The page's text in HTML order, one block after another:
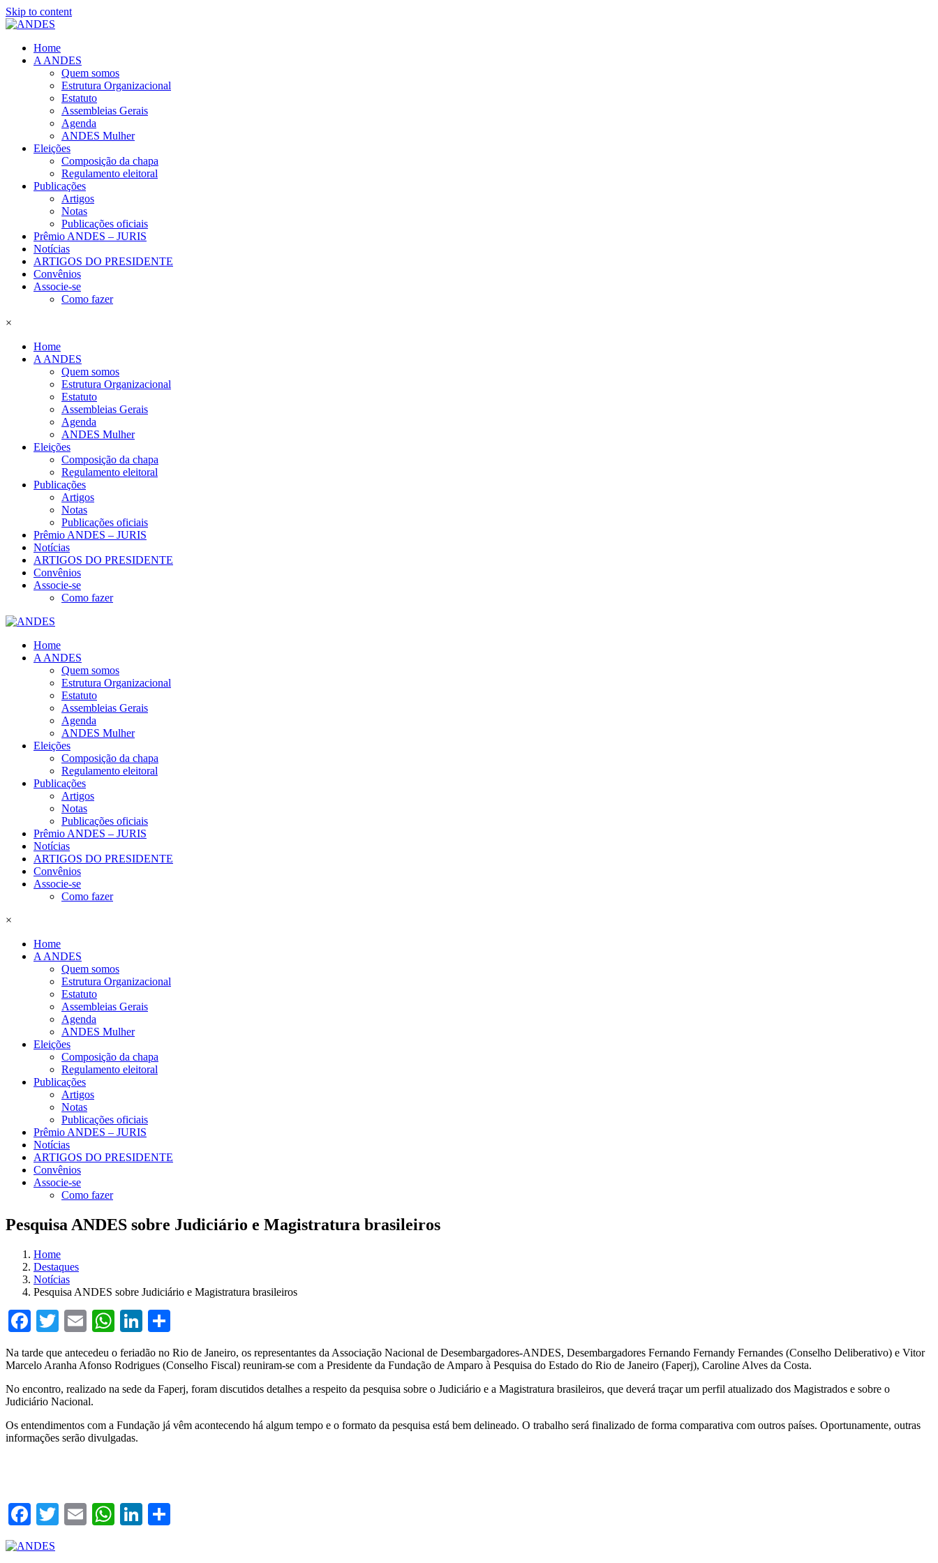
Skip to content
Home
A ANDES
Quem somos
Estrutura Organizacional
Estatuto
Assembleias Gerais
Agenda
ANDES Mulher
Eleições
Composição da chapa
Regulamento eleitoral
Publicações
Artigos
Notas
Publicações oficiais
Prêmio ANDES – JURIS
Notícias
ARTIGOS DO PRESIDENTE
Convênios
Associe-se
Como fazer
×
Home
A ANDES
Quem somos
Estrutura Organizacional
Estatuto
Assembleias Gerais
Agenda
ANDES Mulher
Eleições
Composição da chapa
Regulamento eleitoral
Publicações
Artigos
Notas
Publicações oficiais
Prêmio ANDES – JURIS
Notícias
ARTIGOS DO PRESIDENTE
Convênios
Associe-se
Como fazer
Home
A ANDES
Quem somos
Estrutura Organizacional
Estatuto
Assembleias Gerais
Agenda
ANDES Mulher
Eleições
Composição da chapa
Regulamento eleitoral
Publicações
Artigos
Notas
Publicações oficiais
Prêmio ANDES – JURIS
Notícias
ARTIGOS DO PRESIDENTE
Convênios
Associe-se
Como fazer
×
Home
A ANDES
Quem somos
Estrutura Organizacional
Estatuto
Assembleias Gerais
Agenda
ANDES Mulher
Eleições
Composição da chapa
Regulamento eleitoral
Publicações
Artigos
Notas
Publicações oficiais
Prêmio ANDES – JURIS
Notícias
ARTIGOS DO PRESIDENTE
Convênios
Associe-se
Como fazer
Pesquisa ANDES sobre Judiciário e Magistratura brasileiros
Home
Destaques
Notícias
Pesquisa ANDES sobre Judiciário e Magistratura brasileiros
Facebook
TwitterEmailWhatsApp
LinkedIn
Na tarde que antecedeu o feriadão no Rio de Janeiro, os representantes da Associação Nacional de Desembargadores-ANDES, Desembargadores Fernando Fernandy Fernandes (Conselho Deliberativo) e Vitor
Marcelo Aranha Afonso Rodrigues (Conselho Fiscal) reuniram-se com a Presidente da Fundação de Amparo à Pesquisa do Estado do Rio de Janeiro (Faperj), Caroline Alves da Costa.
No encontro, realizado na sede da Faperj, foram discutidos detalhes a respeito da pesquisa sobre o Judiciário e a Magistratura brasileiros, que deverá traçar um perfil atualizado dos Magistrados e sobre o
Judiciário Nacional.
Os entendimentos com a Fundação já vêm acontecendo há algum tempo e o formato da pesquisa está bem delineado. O trabalho será finalizado de forma comparativa com outros países. Oportunamente, outras
informações serão divulgadas.
Facebook
TwitterEmailWhatsApp
LinkedIn